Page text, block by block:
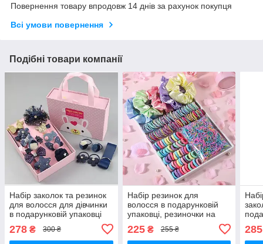
Повернення товару впродовж 14 днів за рахунок покупця
Всі умови повернення
Подібні товари компанії
Набір заколок та резинок
для волосся для дівчинки
в подарунковій упаковці
278 ₴ 300 ₴
Набір резинок для
волосся в подарунковій
упаковці, резиночки на
кольори
225₴ 255 ₴ 285